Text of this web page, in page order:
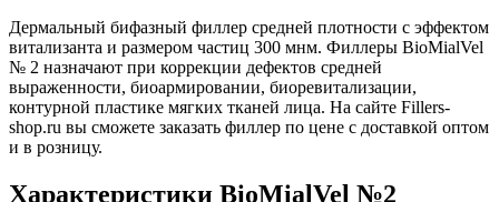
Дермальный бифазный филлер средней плотности с эффектом
витализанта и размером частиц 300 мнм. Филлеры BioMialVel
№ 2 назначают при коррекции дефектов средней
выраженности, биоармировании, биоревитализации,
контурной пластике мягких тканей лица. На сайте Fillers-
shop.ru вы сможете заказать филлер по цене с доставкой оптом
и в розницу.
Характеристики BioMialVel №2